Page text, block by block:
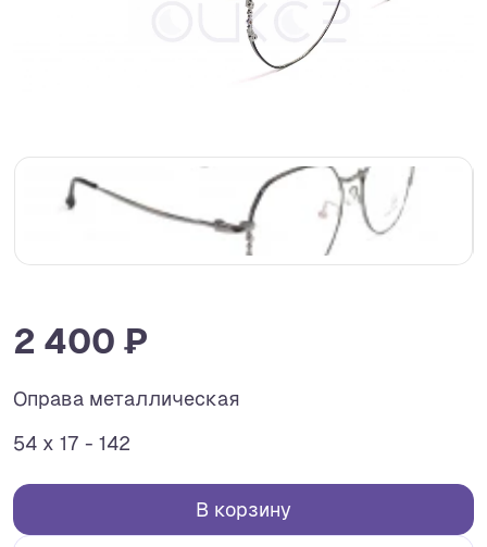
2 400 ₽
Оправа металлическая
54 x 17 - 142
В корзину